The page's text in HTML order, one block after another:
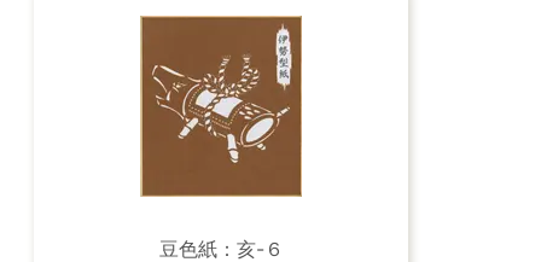
豆色紙：亥-６